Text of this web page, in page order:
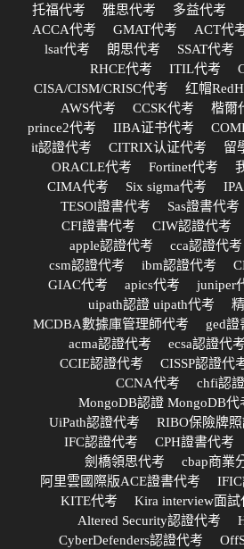
托福代考 雅思代考 多益代考
ACCA代考
GMAT代考 ACT代
lsat代考
朗思代考 SSAT代考
RHCE代考
ITIL代考
CISA/CISM/CRISC代考
红帽
AWS代考
CCSK代考 楷爾
prince2代考
IIBA证书代考
it認證代考
CITRIX认证代考 留
ORACLE代考
Fortinet代考
CIMA代考
Six sigma代考
TESOl證書代考
Sas證書代考
CFI證書代考
CIW認證代考
apple認證代考
cca認證代考
csm認證代考
ibm認證代考
GIAC代考
apics代考 juniper
uipath認證 uipath代考
MCDBA數據庫管理師代考
ged證
acma認證代考
ecsa認證代考
CCIE認證代考
CISSP認證代
CCNA代考
chfi認
MongoDB認證 MongoDB代
UiPath認證代考
RIBO保險牌
IFC認證代考
CPH證書代考
劍橋領思代考
cbap商業
阿里雲國際版ACE證書代考
KITE代考
Kira interview面試
Altered Security認證代考
CyberDefenders認證代考